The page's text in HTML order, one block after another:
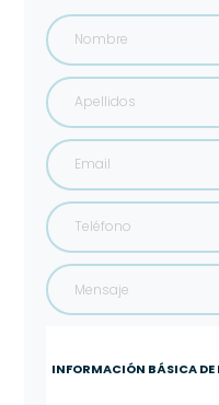
INFORMACIÓN BÁSICA DE